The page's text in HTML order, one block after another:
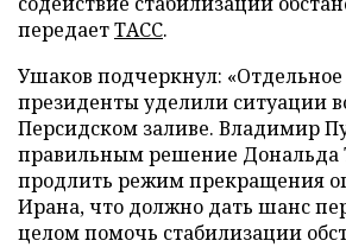
передаетТАСС.
Ушаков подчеркнул:
президенты уделили ситуации
Персидском заливе. Владимир
правильным решение Дональда
продлить режим прекращения
Ирана, что должно дать шанс
целом помочь стабилизации